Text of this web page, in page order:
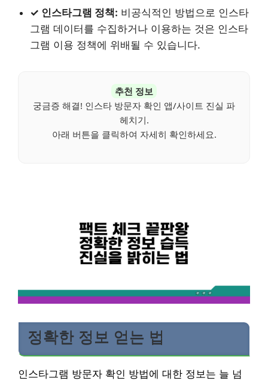
✓ 인스타그램 정책: 비공식적인 방법으로 인스타
그램 데이터를 수집하거나 이용하는 것은 인스타
그램 이용 정책에 위배될 수 있습니다.
추천 정보
궁금증 해결! 인스타 방문자 확인 앱/사이트 진실 파
헤치기.
아래 버튼을 클릭하여 자세히 확인하세요.
정확한 정보 얻는 법
인스타그램 방문자 확인 방법에 대한 정보는 늘 넘